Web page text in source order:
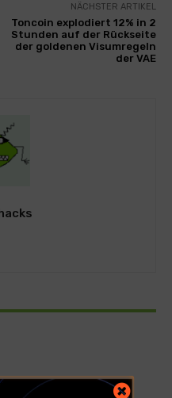
NÄCHSTER ARTIKEL
Toncoin explodiert 12% in 2
Stunden auf der Rückseite
der goldenen Visumregeln
der VAE